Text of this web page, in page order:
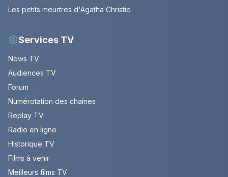
Les petits meurtres d'Agatha Christie
Services TV
News TV
Audiences TV
Forum
Numérotation des chaînes
Replay TV
Radio en ligne
Historique TV
Films à venir
Meilleurs films TV